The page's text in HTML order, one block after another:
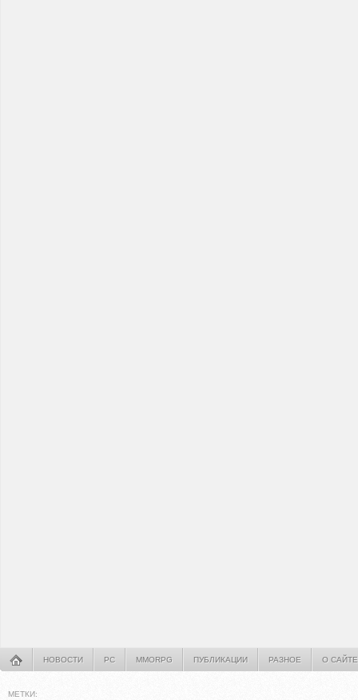
НОВОСТИ PC MMORPG ПУБЛИКАЦИИ РАЗНОЕ О САЙТЕ
МЕТКИ: